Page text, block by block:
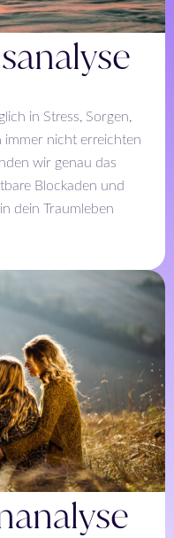
in Stress, Sorgen,
immer nicht erreichten
wir genau das
Blockaden und
dein Traumleben